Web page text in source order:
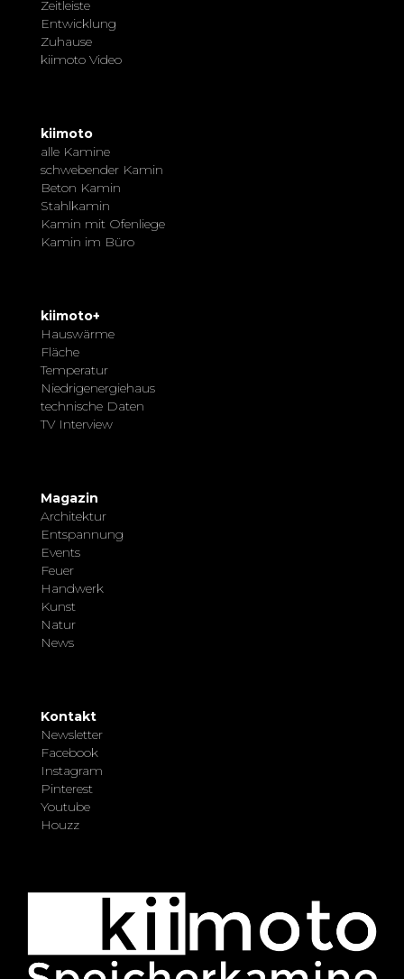
Zeitleiste
Entwicklung
Zuhause
kiimoto Video
kiimoto
alle Kamine
schwebender Kamin
Beton Kamin
Stahlkamin
Kamin mit Ofenliege
Kamin im Büro
kiimoto+
Hauswärme
Fläche
Temperatur
Niedrigenergiehaus
technische Daten
TV Interview
Magazin
Architektur
Entspannung
Events
Feuer
Handwerk
Kunst
Natur
News
Kontakt
Newsletter
Facebook
Instagram
Pinterest
Youtube
Houzz